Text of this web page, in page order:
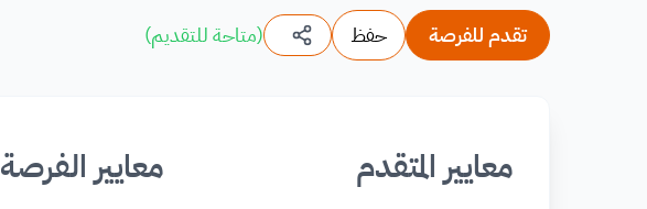
تقدم للفرصة حفظ (متاحة للتقديم)
معايير المتقدم معايير الفرصة